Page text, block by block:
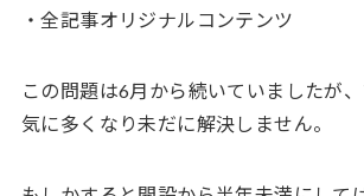
・全記事オリジナルコンテンツ
この問題は6月から続いていましたが
気に多くなり未だに解決しません。